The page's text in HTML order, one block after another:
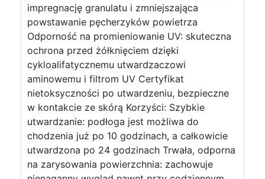
impregnację granulatu i zmniejszająca
powstawanie pęcherzyków powietrza
Odporność na promieniowanie UV: skuteczna
ochrona przed żółknięciem dzięki
cykloalifatycznemu utwardzaczowi
aminowemu i filtrom UV Certyfikat
nietoksyczności po utwardzeniu, bezpieczne
w kontakcie ze skórą Korzyści: Szybkie
utwardzanie: podłoga jest możliwa do
chodzenia już po 10 godzinach, a całkowicie
utwardzona po 24 godzinach Trwała, odporna
na zarysowania powierzchnia: zachowuje